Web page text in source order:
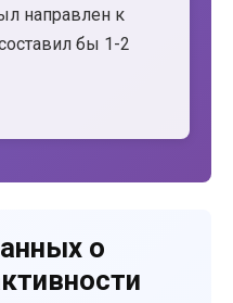
направлен к
бы 1-2
о